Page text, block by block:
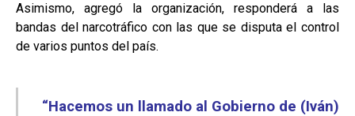
Asimismo, agregó la organización, responderá a las
bandas del narcotráfico con las que se disputa el control
de varios puntos del país.
“Hacemos un llamado al Gobierno de (Iván)